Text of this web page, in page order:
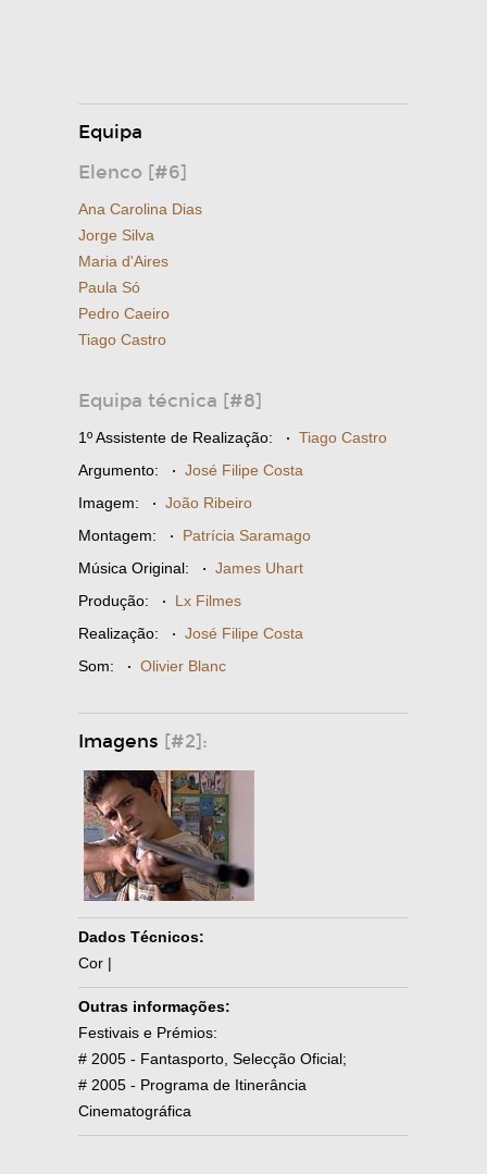
Equipa
Elenco [#6]
Ana Carolina Dias
Jorge Silva
Maria d'Aires
Paula Só
Pedro Caeiro
Tiago Castro
Equipa técnica [#8]
1º Assistente de Realização: · Tiago Castro
Argumento: · José Filipe Costa
Imagem: · João Ribeiro
Montagem: · Patrícia Saramago
Música Original: · James Uhart
Produção: · Lx Filmes
Realização: · José Filipe Costa
Som: · Olivier Blanc
Imagens [#2]:
Dados Técnicos:
Cor |
Outras informações:
Festivais e Prémios:
# 2005 - Fantasporto, Selecção Oficial;
# 2005 - Programa de Itinerância
Cinematográfica